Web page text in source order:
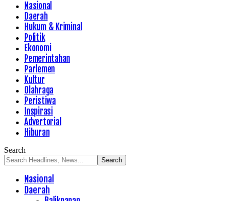
Nasional
Daerah
Hukum & Kriminal
Politik
Ekonomi
Pemerintahan
Parlemen
Kultur
Olahraga
Peristiwa
Inspirasi
Advertorial
Hiburan
Search
Nasional
Daerah